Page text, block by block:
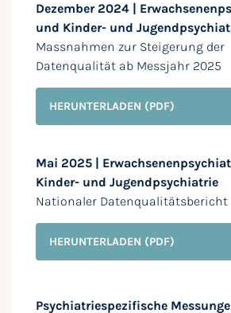
Dezember 2024 |
und Kinder- und
Massnahmen zur Steigerung der
Datenqualität ab Messjahr 2025
HERUNTERLADEN (PDF)
Mai 2025 |
Kinder- und Jugendpsychiatrie
Nationaler Datenqualitätsbericht
HERUNTERLADEN (PDF)
Psychiatriespezifische